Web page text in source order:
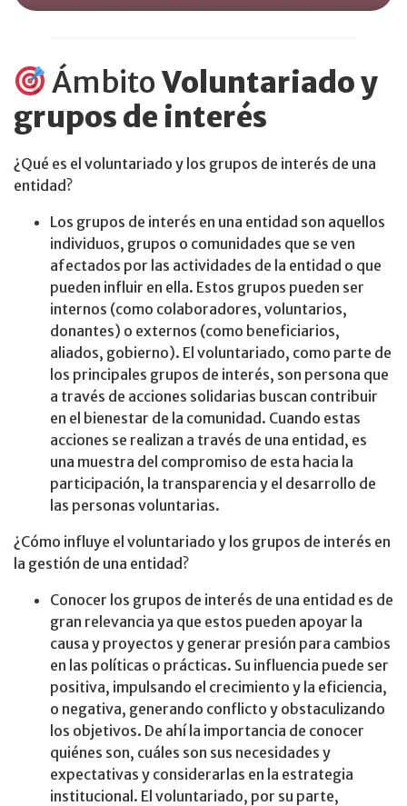
ÁmbitoVoluntariado y
grupos de interés
¿Qué es el voluntariado y los grupos de interés de una
entidad?
Los grupos de interés en una entidad son aquellos
individuos, grupos o comunidades que se ven
afectados por las actividades de la entidad o que
pueden influir en ella. Estos grupos pueden ser
internos (como colaboradores, voluntarios,
donantes) o externos (como beneficiarios,
aliados, gobierno). El voluntariado, como parte de
los principales grupos de interés, son persona que
a través de acciones solidarias buscan contribuir
en el bienestar de la comunidad. Cuando estas
acciones se realizan a través de una entidad, es
una muestra del compromiso de esta hacia la
participación, la transparencia y el desarrollo de
las personas voluntarias.
¿Cómo influye el voluntariado y los grupos de interés en
la gestión de una entidad?
Conocer los grupos de interés de una entidad es de
gran relevancia ya que estos pueden apoyar la
causa y proyectos y generar presión para cambios
en las políticas o prácticas. Su influencia puede ser
positiva, impulsando el crecimiento y la eficiencia,
o negativa, generando conflicto y obstaculizando
los objetivos. De ahí la importancia de conocer
quiénes son, cuáles son sus necesidades y
expectativas y considerarlas en la estrategia
institucional. El voluntariado, por su parte,